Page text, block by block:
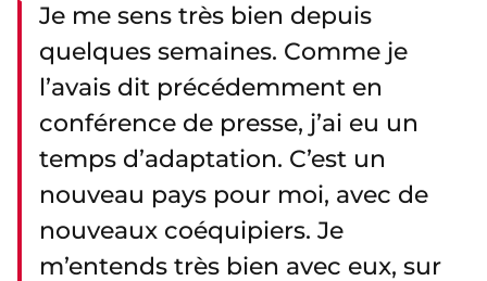
Je me sens très bien depuis
quelques semaines. Comme je
l’avais dit précédemment en
conférence de presse, j’ai eu un
temps d’adaptation. C’est un
nouveau pays pour moi, avec de
nouveaux coéquipiers. Je
m’entends très bien avec eux, sur